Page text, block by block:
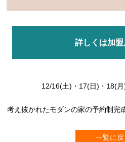
詳しくは加
12/16(土)・17(日)・18(月
考え抜かれたモダンの家の予約制完
一覧に戻